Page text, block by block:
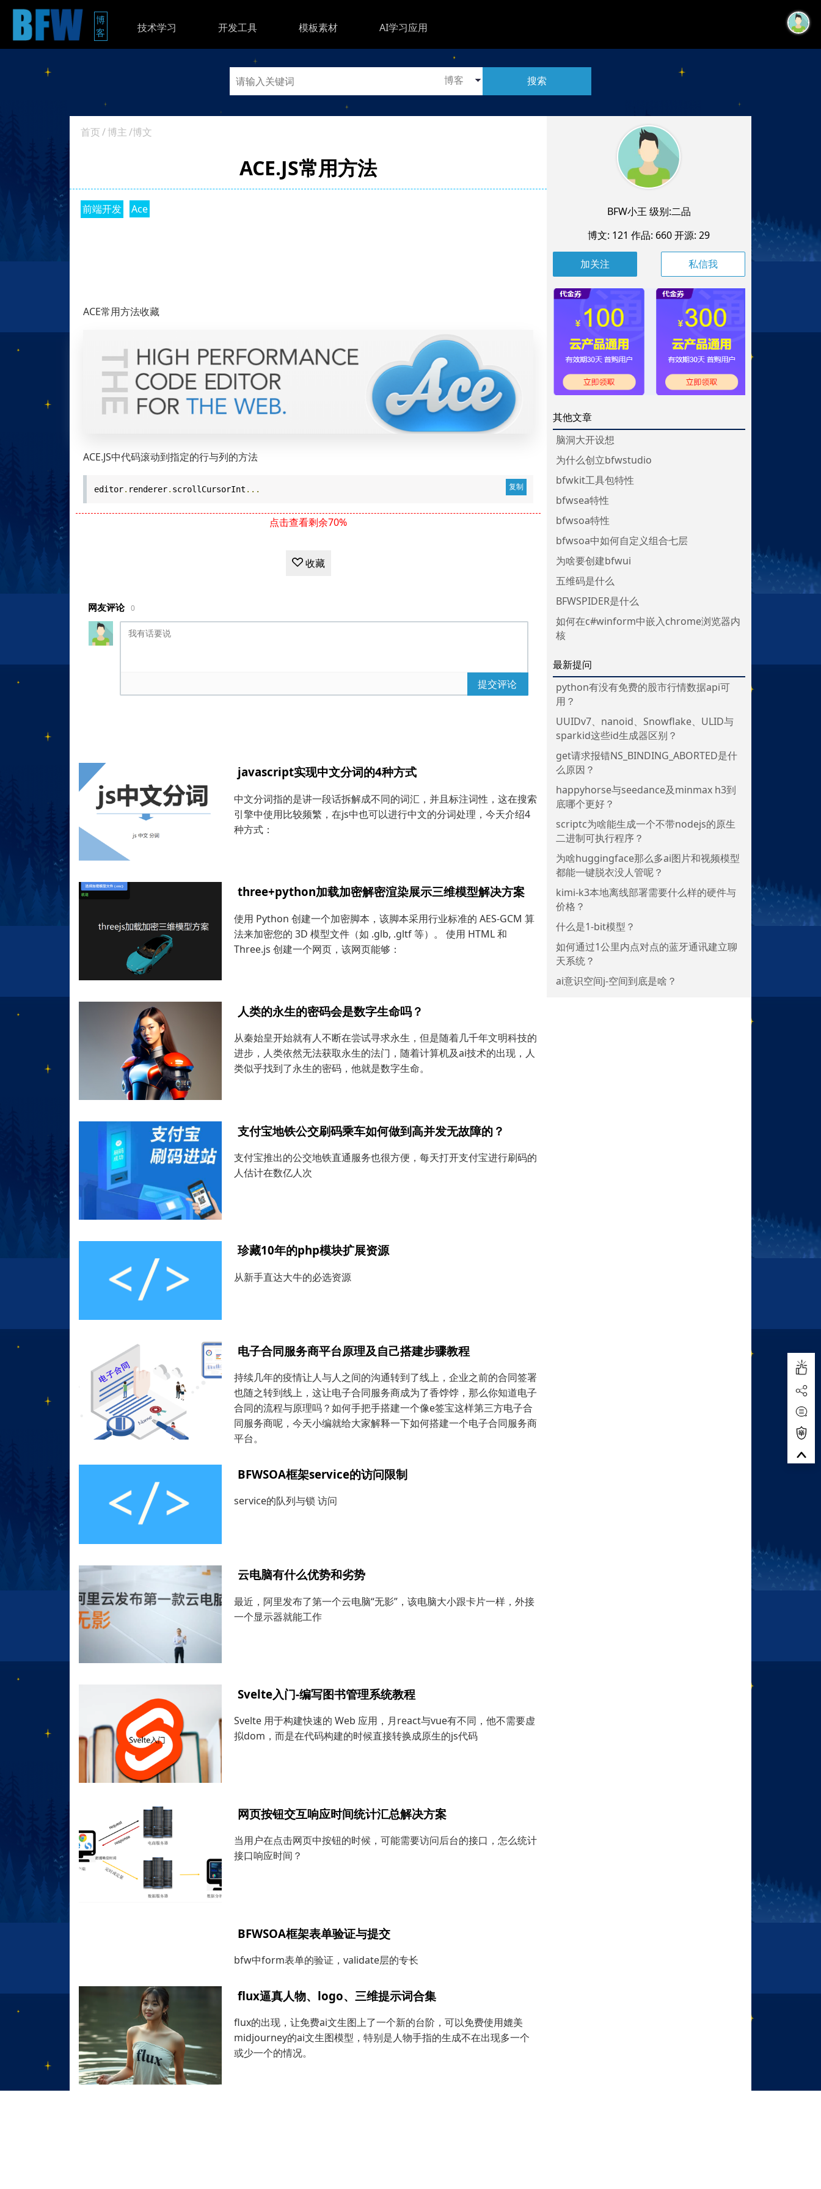
博
客
技术学习 开发工具 模板素材 AI学习应用
搜索
首页/博主/博文
ACE.JS常用方法
前端开发 Ace
ACE常用方法收藏
ACE.JS中代码滚动到指定的行与列的方法
editor. renderer. scrollCursorInt ...
点击查看剩余70%
收藏
网友评论 0
提交评论
javascript实现中文分词的4种方式
中文分词指的是讲一段话拆解成不同的词汇，并且标注词性，这在搜索
引擎中使用比较频繁，在js中也可以进行中文的分词处理，今天介绍4
种方式：
three+python加载加密解密渲染展示三维模型解决方案
使用 Python 创建一个加密脚本，该脚本采用行业标准的 AES-GCM 算
法来加密您的 3D 模型文件（如 .glb, .gltf 等）。 使用 HTML 和
Three.js 创建一个网页，该网页能够：
人类的永生的密码会是数字生命吗？
从秦始皇开始就有人不断在尝试寻求永生，但是随着几千年文明科技的
进步，人类依然无法获取永生的法门，随着计算机及ai技术的出现，人
类似乎找到了永生的密码，他就是数字生命。
支付宝地铁公交刷码乘车如何做到高并发无故障的？
支付宝推出的公交地铁直通服务也很方便，每天打开支付宝进行刷码的
人估计在数亿人次
珍藏10年的php模块扩展资源
从新手直达大牛的必选资源
电子合同服务商平台原理及自己搭建步骤教程
持续几年的疫情让人与人之间的沟通转到了线上，企业之前的合同签署
也随之转到线上，这让电子合同服务商成为了香饽饽，那么你知道电子
合同的流程与原理吗？如何手把手搭建一个像e签宝这样第三方电子合
同服务商呢，今天小编就给大家解释一下如何搭建一个电子合同服务商
平台。
BFWSOA框架service的访问限制
service的队列与锁 访问
云电脑有什么优势和劣势
最近，阿里发布了第一个云电脑“无影”，该电脑大小跟卡片一样，外接
一个显示器就能工作
Svelte入门-编写图书管理系统教程
Svelte 用于构建快速的 Web 应用，月react与vue有不同，他不需要虚
拟dom，而是在代码构建的时候直接转换成原生的js代码
网页按钮交互响应时间统计汇总解决方案
当用户在点击网页中按钮的时候，可能需要访问后台的接口，怎么统计
接口响应时间？
BFWSOA框架表单验证与提交
bfw中form表单的验证，validate层的专长
flux逼真人物、logo、三维提示词合集
flux的出现，让免费ai文生图上了一个新的台阶，可以免费使用媲美
midjourney的ai文生图模型，特别是人物手指的生成不在出现多一个
或少一个的情况。
BFW小王 级别:二品
博文: 121 作品: 660 开源: 29
私信我
其他文章
脑洞大开设想
为什么创立bfwstudio
bfwkit工具包特性
bfwsea特性
bfwsoa特性
bfwsoa中如何自定义组合七层
为啥要创建bfwui
五维码是什么
BFWSPIDER是什么
如何在c#winform中嵌入chrome浏览器内
核
最新提问
python有没有免费的股市行情数据api可
用？
UUIDv7、nanoid、Snowflake、ULID与
sparkid这些id生成器区别？
get请求报错NS_BINDING_ABORTED是什
么原因？
happyhorse与seedance及minmax h3到
底哪个更好？
scriptc为啥能生成一个不带nodejs的原生
二进制可执行程序？
为啥huggingface那么多ai图片和视频模型
都能一键脱衣没人管呢？
kimi-k3本地离线部署需要什么样的硬件与
价格？
什么是1-bit模型？
如何通过1公里内点对点的蓝牙通讯建立聊
天系统？
ai意识空间j-空间到底是啥？